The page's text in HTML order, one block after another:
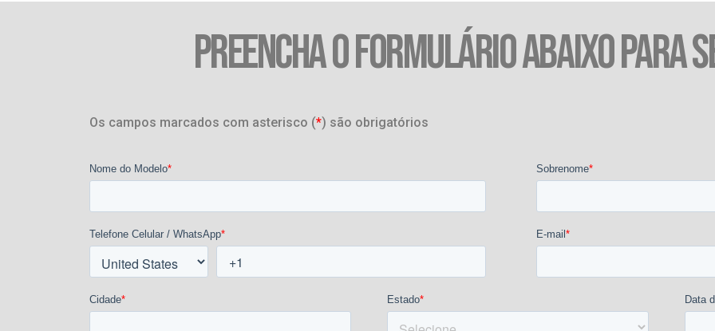
PREENCHA O FORMULÁRIO ABAIXO PARA
Os campos marcados com asterisco (*) são obrigatórios